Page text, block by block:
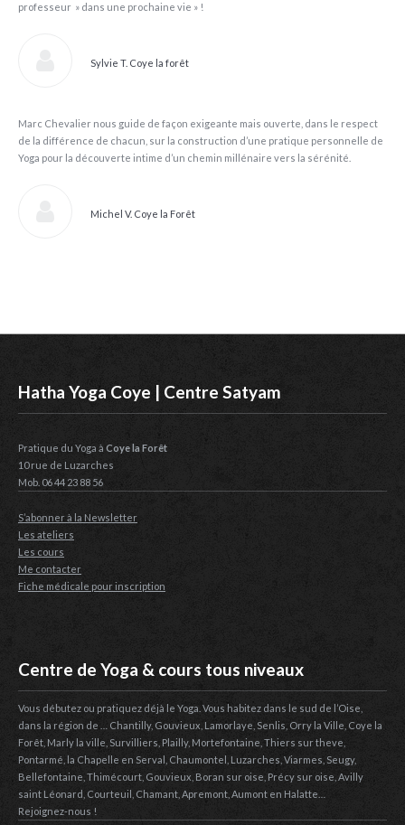
professeur » dans une prochaine vie » !
Sylvie T. Coye la forêt
Marc Chevalier nous guide de façon exigeante mais ouverte, dans le respect
de la différence de chacun, sur la construction d’une pratique personnelle de
Yoga pour la découverte intime d’un chemin millénaire vers la sérénité.
Michel V. Coye la Forêt
Hatha Yoga Coye | Centre Satyam
Pratique du Yoga à Coye la Forêt
10 rue de Luzarches
Mob. 06 44 23 88 56
S’abonner à la Newsletter
Les ateliers
Les cours
Me contacter
Fiche médicale pour inscription
Centre de Yoga & cours tous niveaux
Vous débutez ou pratiquez déjà le Yoga. Vous habitez dans le sud de l’Oise,
dans la région de … Chantilly, Gouvieux, Lamorlaye, Senlis, Orry la Ville, Coye la
Forêt, Marly la ville, Survilliers, Plailly, Mortefontaine, Thiers sur theve,
Pontarmé, la Chapelle en Serval, Chaumontel, Luzarches, Viarmes, Seugy,
Bellefontaine, Thimécourt, Gouvieux, Boran sur oise, Précy sur oise, Avilly
saint Léonard, Courteuil, Chamant, Apremont, Aumont en Halatte…
Rejoignez-nous !